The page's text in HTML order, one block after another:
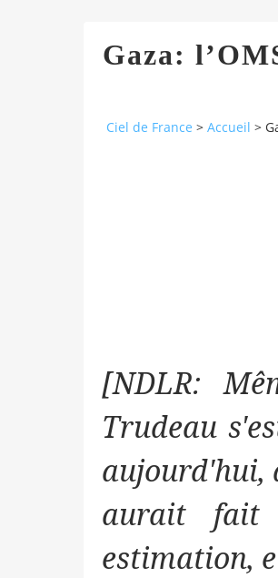
Gaza:
Ciel de France > Accueil >
[NDLR:
Trudeau
aujourd'hui,
aurait fait
estimation,